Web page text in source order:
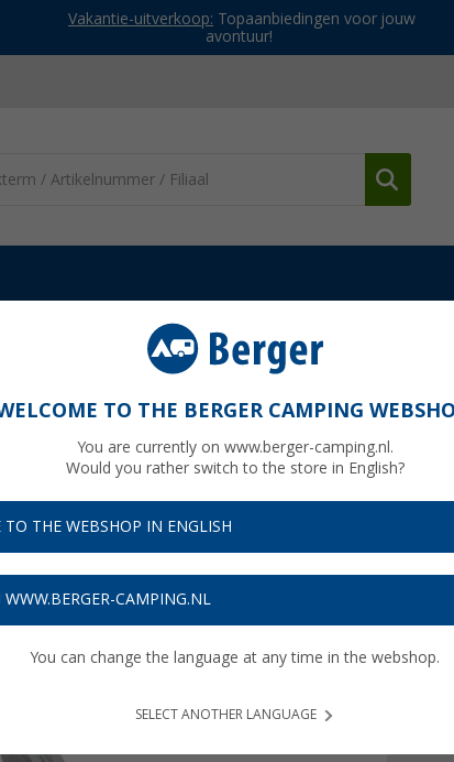
Vakantie-uitverkoop: Topaanbiedingen voor jouw
avontuur!
Metaltex Brico multifunctionele schaar
€
TO THE BERGER CAMPING
You are currently on www.berger-camping.nl.
Would you rather switch to the store in English?
TO THE WEBSHOP IN ENGLISH
WWW.BERGER-CAMPING.NL
You can change the language at any time in the webshop.
SELECT ANOTHER LANGUAGE